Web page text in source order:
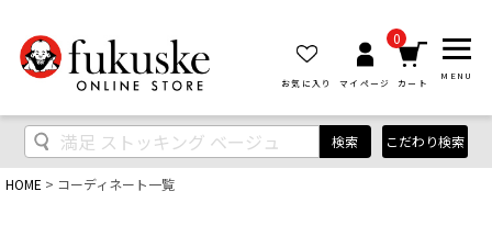
お気に入り マイページ
0
カート
MENU
検索 こだわり検索
HOME コーディネート一覧